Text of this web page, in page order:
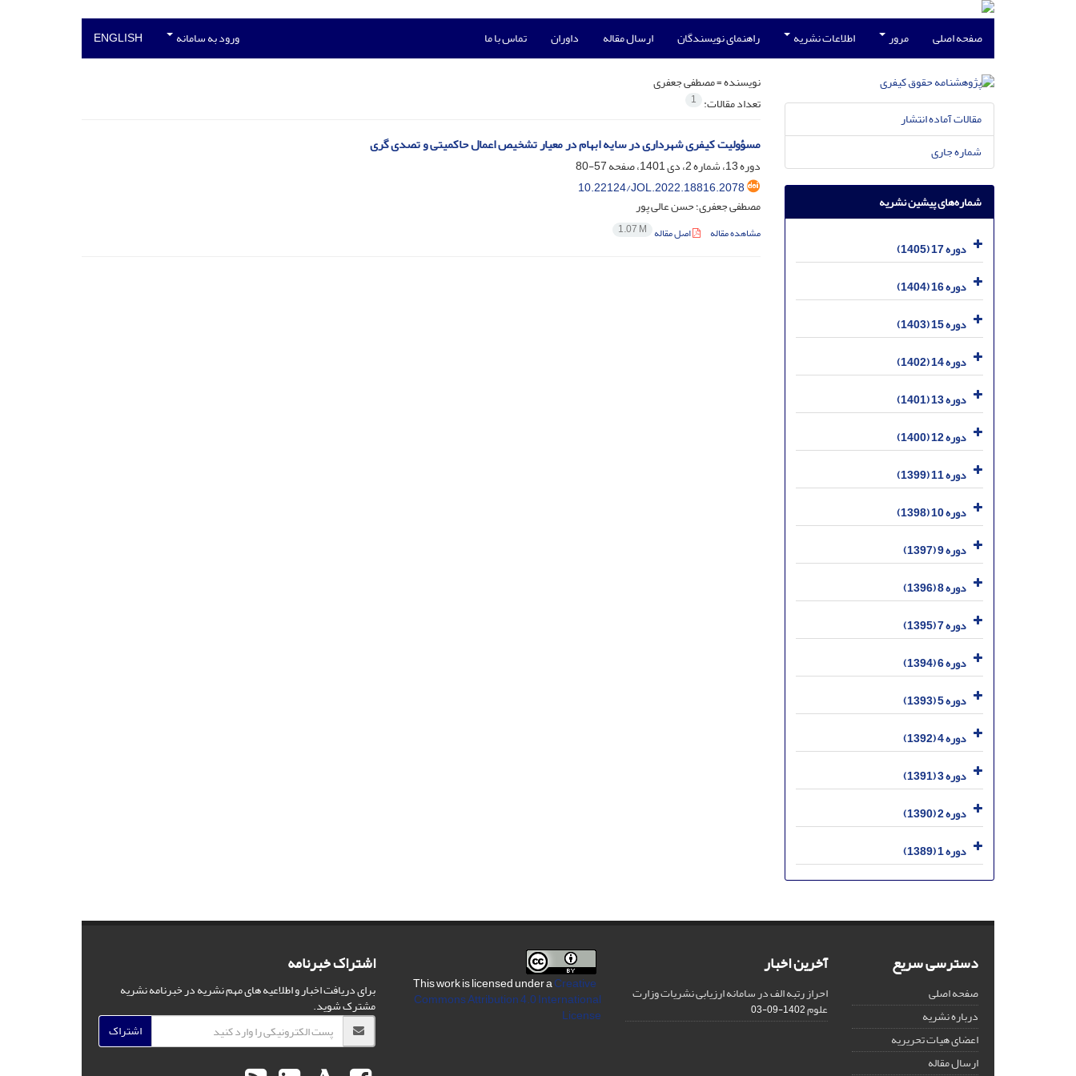
صفحه اصلی مرور اطلاعات نشریه راهنمای نویسندگان ارسال مقاله داوران تماس با ما ورود به سامانه ENGLISH
نویسنده =مصطفی جعفری
تعداد مقالات: 1
مسؤولیت کیفری شهرداری در سایه ابهام در معیار تشخیص اعمال حاکمیتی و تصدی گری
دوره 13، شماره 2، دی 1401، صفحه
57-80
10.22124/JOL.2022.18816.2078
مصطفی جعفری؛ حسن عالی پور
مشاهده مقاله اصل مقاله 1.07 M
مقالات آماده انتشار
شماره جاری
شماره‌های پیشین نشریه
دوره 17 (1405)
دوره 16 (1404)
دوره 15 (1403)
دوره 14 (1402)
دوره 13 (1401)
دوره 12 (1400)
دوره 11 (1399)
دوره 10 (1398)
دوره 9 (1397)
دوره 8 (1396)
دوره 7 (1395)
دوره 6 (1394)
دوره 5 (1393)
دوره 4 (1392)
دوره 3 (1391)
دوره 2 (1390)
دوره 1 (1389)
دسترسی سریع
صفحه اصلی
درباره نشریه
اعضای هیات تحریریه
ارسال مقاله
آخرین اخبار
احراز رتبه الف در سامانه ارزیابی نشریات وزارت
علوم1402-09-03
Creative
Commons Attribution 4.0 International
License
اشتراک خبرنامه
برای دریافت اخبار و اطلاعیه های مهم نشریه در خبرنامه نشریه
مشترک شوید.
اشتراک